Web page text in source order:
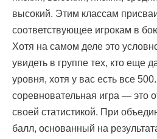
высокий. Этим классам
соответствующее игрокам в
Хотя на самом деле это
увидеть в группе тех, кто еще
уровня, хотя у вас есть все
соревновательная игра — это
своей статистикой. При
балл, основанный на